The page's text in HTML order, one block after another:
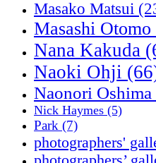
Masako Matsui
Masashi Otomo
Nana Kakuda
Naoki Ohji
Naonori Oshima
Nick Haymes (5)
Park (7)
photographers'